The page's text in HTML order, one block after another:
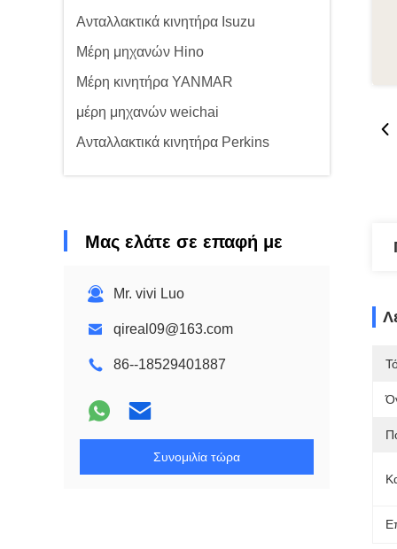
Ανταλλακτικά κινητήρα Isuzu
Μέρη μηχανών Hino
Μέρη κινητήρα YANMAR
μέρη μηχανών weichai
Ανταλλακτικά κινητήρα Perkins
Μας ελάτε σε επαφή με
Mr. vivi Luo
qireal09@163.com
86--18529401887
Συνομιλία τώρα